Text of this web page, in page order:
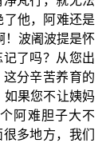
他，阿难还是
！波阇波提是怀
了吗？从您出
分辛苦养育的
果您不让姨妈
阿难胆子大不
多地方，我们